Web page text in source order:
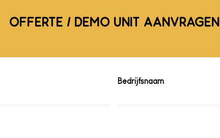
OFFERTE / DEMO UNIT AANVRAGEN
Bedrijfsnaam